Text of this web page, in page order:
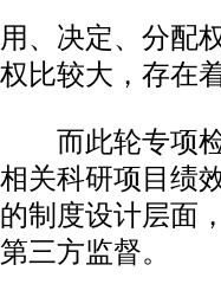
用、决定、分配
权比较大，存在
而此轮专项检
相关科研项目绩
的制度设计层面
第三方监督。